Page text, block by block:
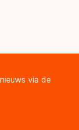
via de